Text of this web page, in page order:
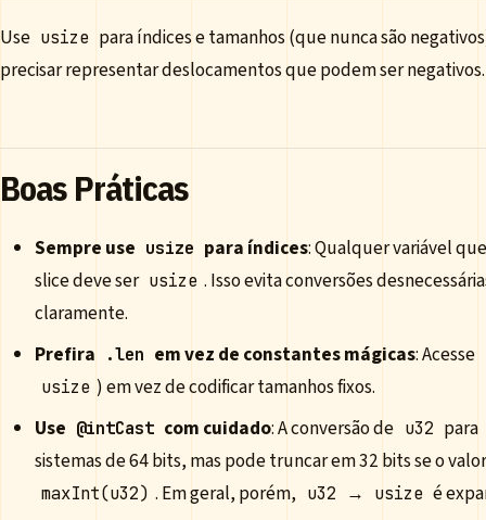
Use usize para índices e tamanhos (que nunca são
precisar representar deslocamentos que podem ser negativos.
Boas Práticas
Sempre use usize para índices: Qualquer variável
slice deve ser usize . Isso evita conversões
claramente.
Prefira
.len em vez de constantes mágicas: Acesse
usize ) em vez de codificar tamanhos fixos.
Use @intCast com cuidado: A conversão de u32 para
sistemas de 64 bits, mas pode truncar em 32 bits se o
maxInt(u32) . Em geral, porém, u32 → usize é